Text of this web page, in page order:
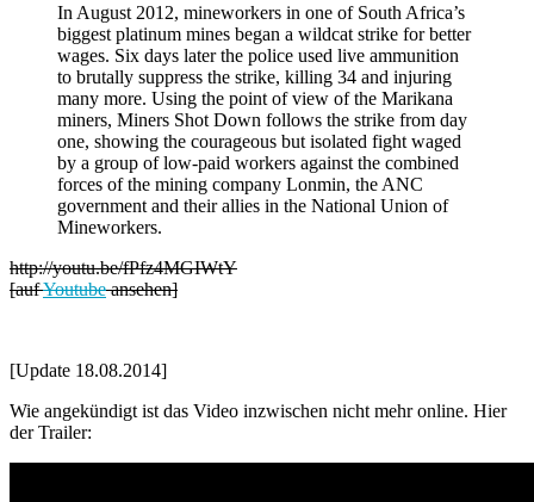
In August 2012, mineworkers in one of South Africa’s
biggest platinum mines began a wildcat strike for better
wages. Six days later the police used live ammunition
to brutally suppress the strike, killing 34 and injuring
many more. Using the point of view of the Marikana
miners, Miners Shot Down follows the strike from day
one, showing the courageous but isolated fight waged
by a group of low-paid workers against the combined
forces of the mining company Lonmin, the ANC
government and their allies in the National Union of
Mineworkers.
http://youtu.be/fPfz4MGIWtY
[aufYoutubeansehen]
[Update 18.08.2014]
Wie angekündigt ist das Video inzwischen nicht mehr online. Hier
der Trailer: